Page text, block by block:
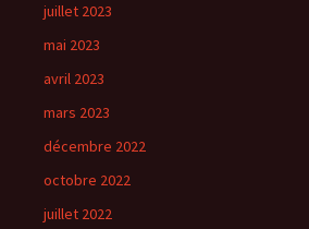
juillet 2023
mai 2023
avril 2023
mars 2023
décembre 2022
octobre 2022
juillet 2022